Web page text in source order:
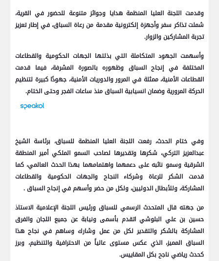
وقدمت اللجنة العليا المنظمة هدايا وجوائز متنوعة للحضور في القرية،
شملت تذاكر سفر وأجهزة إلكترونية مقدمة من رعاة السباق، في إطار تعزيز
تجربة المشاركين والزوار.
وأسهمت الجهود المتكاملة التي بذلتها الجهات الحكومية والقطاعات
المختلفة في إنجاح السباق وظهوره بالصورة المشرفة، فيما قدمت
القطاعات الأمنية، ممثلة في المرور والدوريات الأمنية، جهودًا كبيرة لتنظيم
الحركة المرورية وضمان انسيابية السباق منذ ساعات الفجر وحتى الختام.
وفي ختام الحدث، رفعت اللجنة العليا المنظمة للسباق، برئاسة الشيخ
عبدالعزيز التركي، شكرها وتقديرها لصاحب السمو الملكي أمير المنطقة
الشرقية وسمو نائبه على دعمهما واهتمامهما بهذا الحدث العالمي، كما
قدمت الشكر للرعاة وشركاء النجاح والجهات الحكومية والقطاعات
المشاركة، وللأبطال الدوليين، ولكل من حضر وأسهم في إنجاح السباق .
من جهته قال المتحدث الرسمي للسباق ورئيس اللجنة الإعلامية الاستاذ
حسين بن علي البلوشي اتقدم بأسمى ونيابة عن جميع اللجان والفرق
المشاركة بالشكر والتقدير لكل من عمل وشارك وساهم في نجاح هذا
السباق المميز، الذي عكس مستوى عالياً من الاحترافية والتنظيم، وبرز
كحدث رياضي ناجح بكل المقاييس.